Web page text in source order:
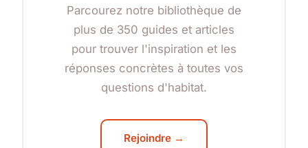
Parcourez notre bibliothèque de
plus de 350 guides et articles
pour trouver l'inspiration et les
réponses concrètes à toutes vos
questions d'habitat.
Rejoindre →